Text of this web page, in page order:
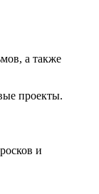
а также
проекты.
и